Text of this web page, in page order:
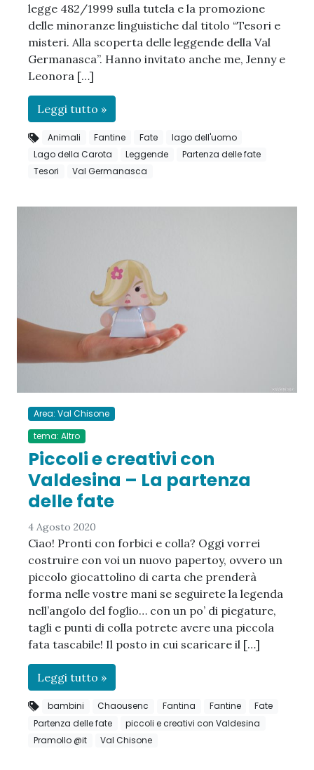
legge 482/1999 sulla tutela e la promozione
delle minoranze linguistiche dal titolo “Tesori e
misteri. Alla scoperta delle leggende della Val
Germanasca”. Hanno invitato anche me, Jenny e
Leonora […]
Leggi tutto »
Animali Fantine Fate
lago dell'uomo
Lago della Carota
Leggende
Partenza delle fate
Tesori
Val Germanasca
Area: Val Chisone
tema: Altro
Piccoli e creativi con
Valdesina – La partenza
delle fate
4 Agosto 2020
Ciao! Pronti con forbici e colla? Oggi vorrei
costruire con voi un nuovo papertoy, ovvero un
piccolo giocattolino di carta che prenderà
forma nelle vostre mani se seguirete la legenda
nell’angolo del foglio… con un po’ di piegature,
tagli e punti di colla potrete avere una piccola
fata tascabile! Il posto in cui scaricare il […]
Leggi tutto »
bambini Chaousenc Fantina Fantine
Fate
Partenza delle fate
piccoli e creativi con Valdesina
Pramollo @it
Val Chisone